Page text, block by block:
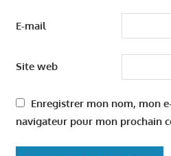
E-mail
Site web
Enregistrer mon nom, mon
navigateur pour mon prochain